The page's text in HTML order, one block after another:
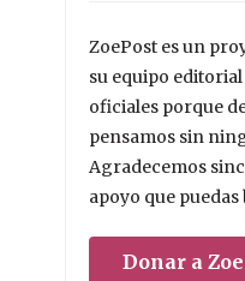
ZoePost es un
su equipo
oficiales porque
pensamos sin
Agradecemos
apoyo que
Donar a